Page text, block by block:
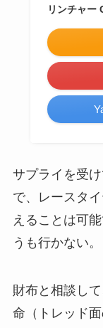
リンチャー
サプライを受
で、レースタ
えることは可
うも行かない。
財布と相談し
命（トレッド